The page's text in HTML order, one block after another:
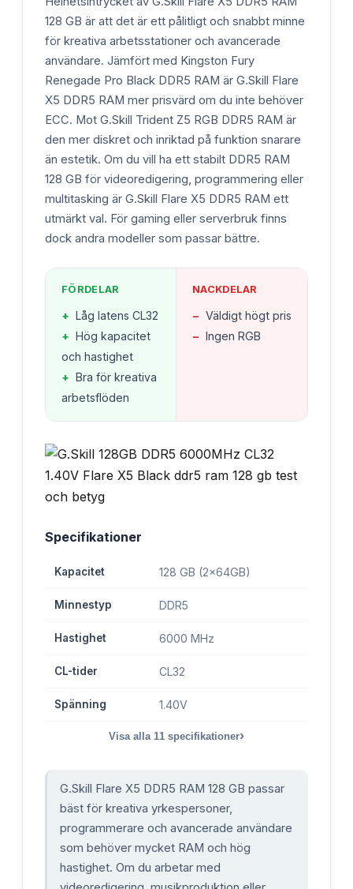
128 GB är att det är ett pålitligt och snabbt minne
för kreativa arbetsstationer och avancerade
användare. Jämfört med Kingston Fury
Renegade Pro Black DDR5 RAM är G.Skill Flare
X5 DDR5 RAM mer prisvärd om du inte behöver
ECC. Mot G.Skill Trident Z5 RGB DDR5 RAM är
den mer diskret och inriktad på funktion snarare
än estetik. Om du vill ha ett stabilt DDR5 RAM
128 GB för videoredigering, programmering eller
multitasking är G.Skill Flare X5 DDR5 RAM ett
utmärkt val. För gaming eller serverbruk finns
dock andra modeller som passar bättre.
FÖRDELAR
+ Låg latens CL32
+ Hög kapacitet
och hastighet
+ Bra för kreativa
arbetsflöden
NACKDELAR
− Väldigt högt pris
− Ingen RGB
Specifikationer
Kapacitet 128 GB (2x64GB)
Minnestyp DDR5
Hastighet 6000 MHz
CL-tider CL32
Spänning 1.40V
Visa alla 11 specifikationer›
G.Skill Flare X5 DDR5 RAM 128 GB passar
bäst för kreativa yrkespersoner,
programmerare och avancerade användare
som behöver mycket RAM och hög
hastighet. Om du arbetar med